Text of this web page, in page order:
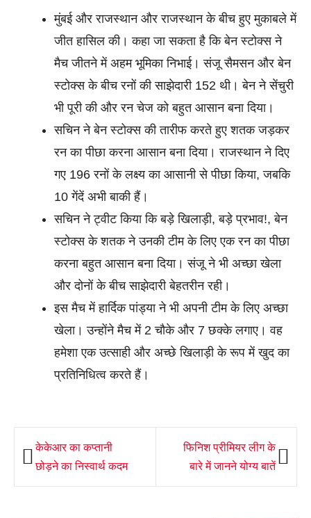
मुंबई और राजस्थान और राजस्थान के बीच हुए मुकाबले में
जीत हासिल की। कहा जा सकता है कि बेन स्टोक्स ने
मैच जीतने में अहम भूमिका निभाई। संजू सैमसन और बेन
स्टोक्स के बीच रनों की साझेदारी 152 थी। बेन ने सेंचुरी
भी पूरी की और रन चेज को बहुत आसान बना दिया।
सचिन ने बेन स्टोक्स की तारीफ करते हुए शतक जड़कर
रन का पीछा करना आसान बना दिया। राजस्थान ने दिए
गए 196 रनों के लक्ष्य का आसानी से पीछा किया, जबकि
10 गेंदें अभी बाकी हैं।
सचिन ने ट्वीट किया कि बड़े खिलाड़ी, बड़े प्रभाव!, बेन
स्टोक्स के शतक ने उनकी टीम के लिए एक रन का पीछा
करना बहुत आसान बना दिया। संजू ने भी अच्छा खेला
और दोनों के बीच साझेदारी बेहतरीन रही।
इस मैच में हार्दिक पांड्या ने भी अपनी टीम के लिए अच्छा
खेला। उन्होंने मैच में 2 चौके और 7 छक्के लगाए। वह
हमेशा एक उत्साही और अच्छे खिलाड़ी के रूप में खुद का
प्रतिनिधित्व करते हैं।
पोस्ट
नेविगेशन
केकेआर का कप्तानी
छोड़ने का निस्वार्थ कदम
फिनिश प्रीमियर लीग के
बारे में जानने योग्य बातें